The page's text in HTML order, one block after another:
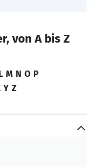
von A bis Z
M N O P
Y Z